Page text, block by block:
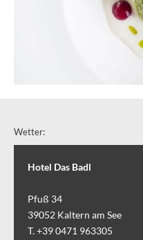
Wetter:
Hotel Das Badl
Pfuß 34
39052 Kaltern am See
T. +39 0471 963305